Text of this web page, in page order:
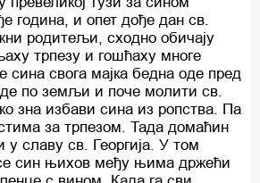
година, и опет дође дан св.
родитељи, сходно обичају
трпезу и гошћаху многе
сина свога мајка бедна оде пред
по земљи и поче молити св.
зна избави сина из ропства. Па
за трпезом. Тада домаћин
славу св. Георгија. У том
син њихов међу њима држећи